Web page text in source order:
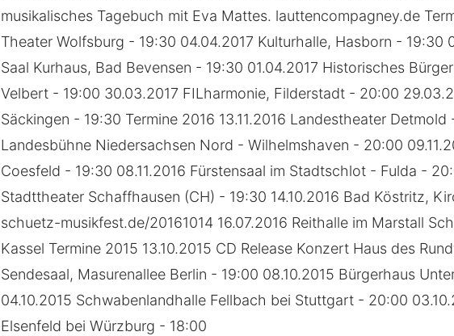
musikalisches Tagebuch mit Eva Mattes. lauttencompagney.de
Theater Wolfsburg - 19:30 04.04.2017 Kulturhalle, Hasborn - 19:30
Saal Kurhaus, Bad Bevensen - 19:30 01.04.2017 Historisches
Velbert - 19:00 30.03.2017 FILharmonie, Filderstadt - 20:00
Säckingen - 19:30 Termine 2016 13.11.2016 Landestheater Detmold
Landesbühne Niedersachsen Nord - Wilhelmshaven - 20:00
Coesfeld - 19:30 08.11.2016 Fürstensaal im Stadtschlot - Fulda -
Stadttheater Schaffhausen (CH) - 19:30 14.10.2016 Bad Köstritz,
schuetz-musikfest.de/20161014 16.07.2016 Reithalle im Marstall
Kassel Termine 2015 13.10.2015 CD Release Konzert Haus des
Sendesaal, Masurenallee Berlin - 19:00 08.10.2015 Bürgerhaus
04.10.2015 Schwabenlandhalle Fellbach bei Stuttgart - 20:00
Elsenfeld bei Würzburg - 18:00